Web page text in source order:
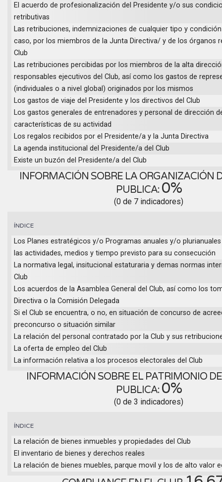
El acuerdo de profesionalización del Presidente y/o sus
retributivas
Las retribuciones, indemnizaciones de cualquier tipo y
caso, por los miembros de la Junta Directiva/ y de los órganos
Club
Las retribuciones percibidas por los miembros de la alta
responsables ejecutivos del Club, así como los gastos de
(individuales o a nivel global) originados por los mismos
Los gastos de viaje del Presidente y los directivos del Club
Los gastos generales de entrenadores y personal de dirección
características de su actividad
Los regalos recibidos por el Presidente/a y la Junta Directiva
La agenda institucional del Presidente/a del Club
Existe un buzón del Presidente/a del Club
INFORMACIÓN SOBRE LA ORGANIZACIÓN
PUBLICA: 0%
(0 de 7 indicadores)
ÍNDICE
Los Planes estratégicos y/o Programas anuales y/o
las actividades, medios y tiempo previsto para su consecución
La normativa legal, insitucional estaturaria y demas normas
Club
Los acuerdos de la Asamblea General del Club, así como los
Directiva o la Comisión Delegada
Si el Club se encuentra, o no, en situación de concurso de
preconcurso o situación similar
La relación del personal contratado por la Club y sus
La oferta de empleo del Club
La información relativa a los procesos electorales del Club
INFORMACIÓN SOBRE EL PATRIMONIO
PUBLICA: 0%
(0 de 3 indicadores)
ÍNDICE
La relación de bienes inmuebles y propiedades del Club
El inventario de bienes y derechos reales
La relación de bienes muebles, parque movil y los de alto valor